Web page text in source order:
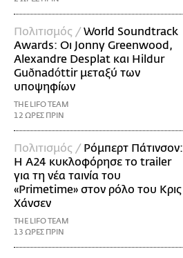
Πολιτισμός / World Soundtrack
Awards: Οι Jonny Greenwood,
Alexandre Desplat και Hildur
Guðnadóttir μεταξύ των
υποψηφίων
THE LIFO TEAM
12 ΩΡΕΣ ΠΡΙΝ
Πολιτισμός / Ρόμπερτ Πάτινσον:
Η Α24 κυκλοφόρησε το trailer
για τη νέα ταινία του
«Primetime» στον ρόλο του Κρις
Χάνσεν
THE LIFO TEAM
13 ΩΡΕΣ ΠΡΙΝ